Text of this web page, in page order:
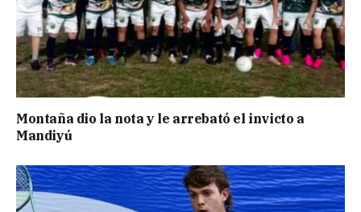
Montaña dio la nota y le arrebató el invicto a
Mandiyú